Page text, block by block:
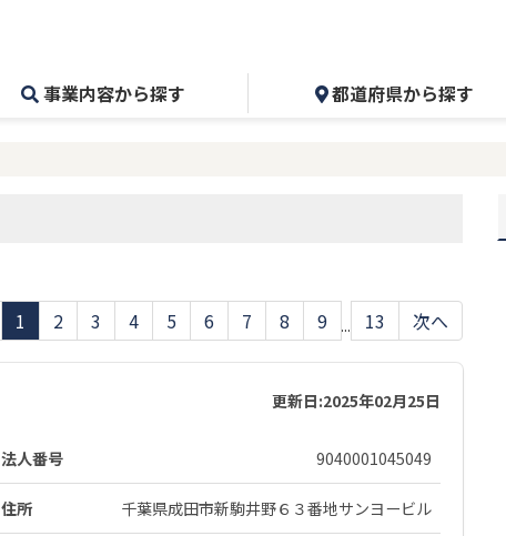
事業内容から探す 都道府県から探す
1 2 3 4 5 6 7 8 9 ... 13 次へ
更新日:2025年02月25日
法人番号 9040001045049
住所 千葉県成田市新駒井野６３番地サンヨービル